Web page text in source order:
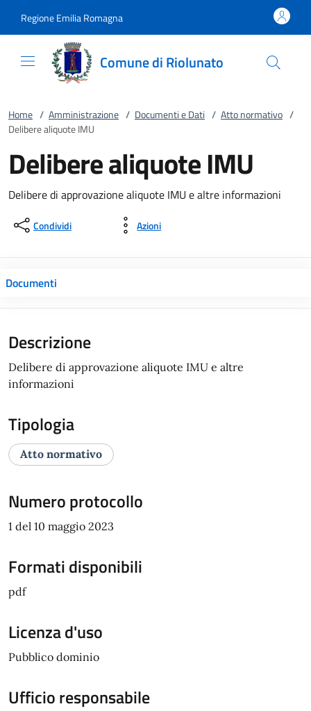
Regione Emilia Romagna
Comune di Riolunato
Home / Amministrazione / Documenti e Dati / Atto normativo /
Delibere aliquote IMU
Delibere aliquote IMU
Delibere di approvazione aliquote IMU e altre informazioni
Condividi Azioni
Documenti
Descrizione
Delibere di approvazione aliquote IMU e altre
informazioni
Tipologia
Atto normativo
Numero protocollo
1 del 10 maggio 2023
Formati disponibili
pdf
Licenza d'uso
Pubblico dominio
Ufficio responsabile